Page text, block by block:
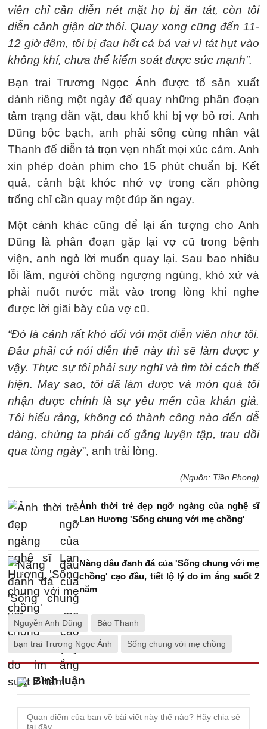
viên chỉ cần diễn nét mặt họ bị ăn tát, còn tôi
diễn cảnh giận dữ thôi. Quay xong cũng đến 11-
12 giờ đêm, tôi bị đau hết cả bả vai vì tát hụt vào
không khí, chưa thể kiểm soát được sức mạnh”.
Bạn trai Trương Ngọc Ánh được tổ sản xuất
dành riêng một ngày để quay những phân đoạn
tâm trạng dằn vặt, đau khổ khi bị vợ bỏ rơi. Anh
Dũng bộc bạch, anh phải sống cùng nhân vật
Thanh để diễn tả trọn vẹn nhất mọi xúc cảm. Anh
xin phép đoàn phim cho 15 phút chuẩn bị. Kết
quả, cảnh bật khóc nhớ vợ trong căn phòng
trống chỉ cần quay một đúp ăn ngay.
Một cảnh khác cũng để lại ấn tượng cho Anh
Dũng là phân đoạn gặp lại vợ cũ trong bệnh
viện, anh ngỏ lời muốn quay lại. Sau bao nhiêu
lỗi lầm, người chồng ngượng ngùng, khó xử và
phải nuốt nước mắt vào trong lòng khi nghe
được lời giãi bày của vợ cũ.
“Đó là cảnh rất khó đối với một diễn viên như tôi.
Đâu phải cứ nói diễn thế này thì sẽ làm được y
vậy. Thực sự tôi phải suy nghĩ và tìm tòi cách thể
hiện. May sao, tôi đã làm được và món quà tôi
nhận được chính là sự yêu mến của khán giả.
Tôi hiểu rằng, không có thành công nào đến dễ
dàng, chúng ta phải cố gắng luyện tập, trau dồi
qua từng ngày”, anh trải lòng.
(Nguồn: Tiền Phong)
Ảnh thời trẻ đẹp ngỡ ngàng của nghệ sĩ
Lan Hương 'Sống chung với mẹ chồng'
Nàng dâu đanh đá của 'Sống chung với mẹ
chồng' cạo đầu, tiết lộ lý do im ắng suốt 2
năm
Nguyễn Anh Dũng Bảo Thanh
bạn trai Trương Ngọc Ánh Sống chung với mẹ chồng
Bình luận